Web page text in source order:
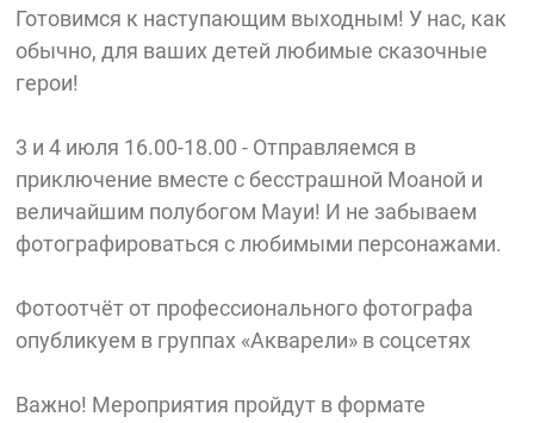
Готовимся к наступающим выходным! У нас, как
обычно, для ваших детей любимые сказочные
герои!
3 и 4 июля 16.00-18.00 - Отправляемся в
приключение вместе с бесстрашной Моаной и
величайшим полубогом Мауи! И не забываем
фотографироваться с любимыми персонажами.
Фотоотчёт от профессионального фотографа
опубликуем в группах «Акварели» в соцсетях
Важно! Мероприятия пройдут в формате